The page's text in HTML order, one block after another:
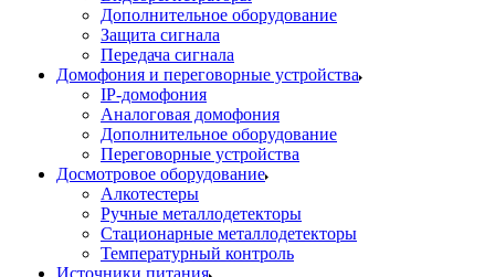
Дополнительное оборудование
Защита сигнала
Передача сигнала
Домофония и переговорные устройства
IP-домофония
Аналоговая домофония
Дополнительное оборудование
Переговорные устройства
Досмотровое оборудование
Алкотестеры
Ручные металлодетекторы
Стационарные металлодетекторы
Температурный контроль
Источники питания